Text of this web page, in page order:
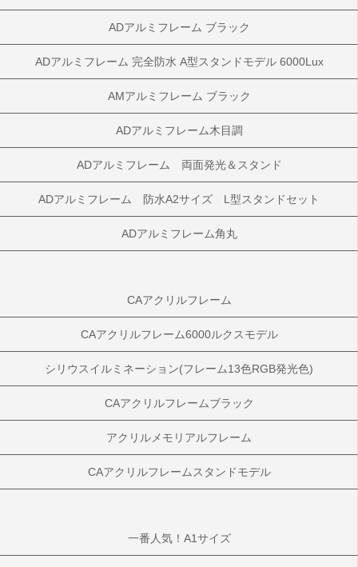
ADアルミフレーム ブラック
ADアルミフレーム 完全防水 A型スタンドモデル 6000Lux
AMアルミフレーム ブラック
ADアルミフレーム木目調
ADアルミフレーム 両面発光＆スタンド
ADアルミフレーム 防水A2サイズ L型スタンドセット
ADアルミフレーム角丸
CAアクリルフレーム
CAアクリルフレーム6000ルクスモデル
シリウスイルミネーション(フレーム13色RGB発光色)
CAアクリルフレームブラック
アクリルメモリアルフレーム
CAアクリルフレームスタンドモデル
一番人気！A1サイズ